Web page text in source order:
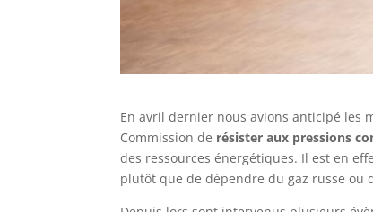
En avril dernier nous avions anticipé les
Commission de résister aux pressions
des ressources énergétiques. Il est en
plutôt que de dépendre du gaz russe ou